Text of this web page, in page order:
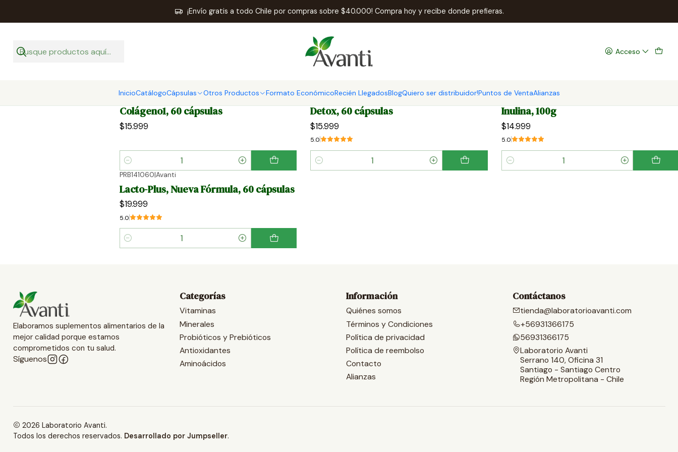
Acceso
InicioCatálogoCápsulas Otros Productos Formato EconómicoRecién LlegadosBlogQuiero ser distribuidor!Puntos de VentaAlianzas
¡Envío gratis a todo Chile por compras sobre $40.000! Compra hoy y recibe donde prefieras.
Inicio Probióticos y Prebióticos
Probióticos y Prebióticos
PRB111060|Avanti
Colágeno1, 60 cápsulas
$15.999
Cantidad
PRB101060|Avanti
Detox, 60 cápsulas
$15.999
5.0
Cantidad
PRB123100|Avanti
Inulina, 100g
$14.999
5.0
Cantidad
PRB141060|Avanti
Lacto-Plus, Nueva Fórmula, 60 cápsulas
$19.999
5.0
Cantidad
Elaboramos suplementos alimentarios de la
mejor calidad porque estamos
comprometidos con tu salud.
Síguenos
Categorías
Vitaminas
Minerales
Probióticos y Prebióticos
Antioxidantes
Aminoácidos
Información
Quiénes somos
Términos y Condiciones
Política de privacidad
Política de reembolso
Contacto
Alianzas
Contáctanos
tienda@laboratorioavanti.com
+56931366175
56931366175
Laboratorio Avanti
Serrano 140, Oficina 31
Santiago - Santiago Centro
Región Metropolitana - Chile
2026 Laboratorio Avanti.
Todos los derechos reservados. Desarrollado por Jumpseller.